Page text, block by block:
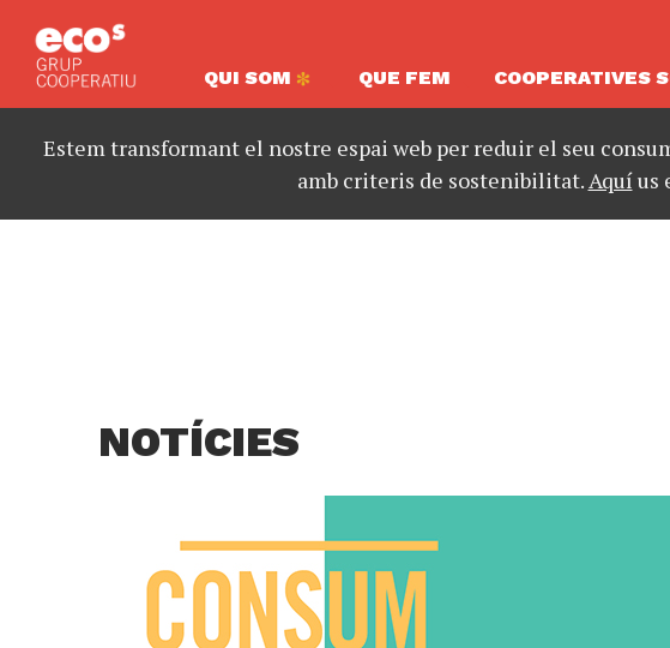
QUI SOM QUE FEM COOPERATIVES
Estem transformant el nostre espai web per reduir el seu
amb criteris de sostenibilitat.Aquíus
NOTÍCIES